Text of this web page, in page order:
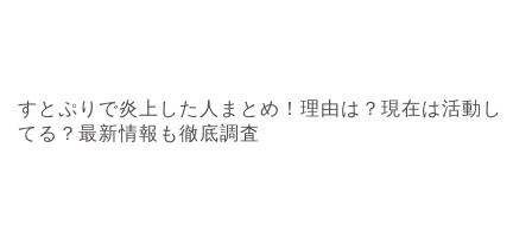
すとぷりで炎上した人まとめ！理由は？現在は活動し
てる？最新情報も徹底調査